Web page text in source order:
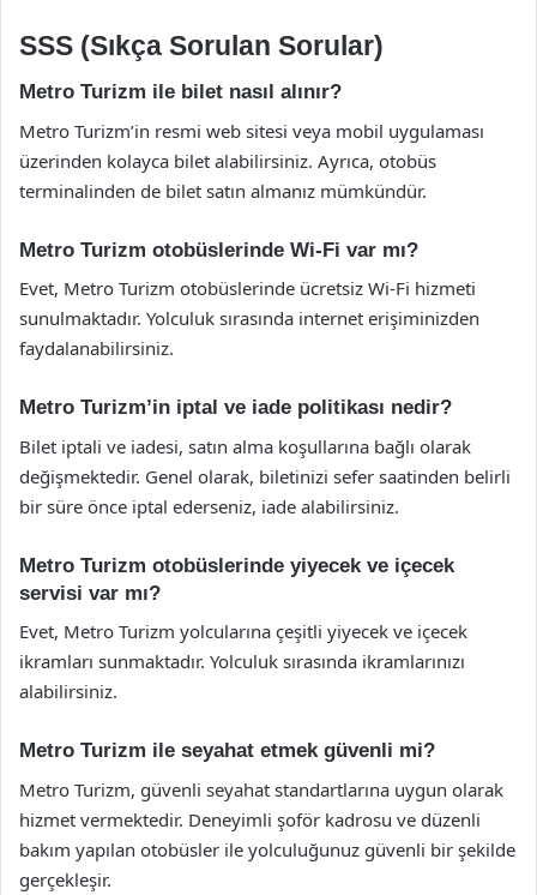
SSS (Sıkça Sorulan Sorular)
Metro Turizm ile bilet nasıl alınır?
Metro Turizm’in resmi web sitesi veya mobil uygulaması
üzerinden kolayca bilet alabilirsiniz. Ayrıca, otobüs
terminalinden de bilet satın almanız mümkündür.
Metro Turizm otobüslerinde Wi-Fi var mı?
Evet, Metro Turizm otobüslerinde ücretsiz Wi-Fi hizmeti
sunulmaktadır. Yolculuk sırasında internet erişiminizden
faydalanabilirsiniz.
Metro Turizm’in iptal ve iade politikası nedir?
Bilet iptali ve iadesi, satın alma koşullarına bağlı olarak
değişmektedir. Genel olarak, biletinizi sefer saatinden belirli
bir süre önce iptal ederseniz, iade alabilirsiniz.
Metro Turizm otobüslerinde yiyecek ve içecek
servisi var mı?
Evet, Metro Turizm yolcularına çeşitli yiyecek ve içecek
ikramları sunmaktadır. Yolculuk sırasında ikramlarınızı
alabilirsiniz.
Metro Turizm ile seyahat etmek güvenli mi?
Metro Turizm, güvenli seyahat standartlarına uygun olarak
hizmet vermektedir. Deneyimli şoför kadrosu ve düzenli
bakım yapılan otobüsler ile yolculuğunuz güvenli bir şekilde
gerçekleşir.